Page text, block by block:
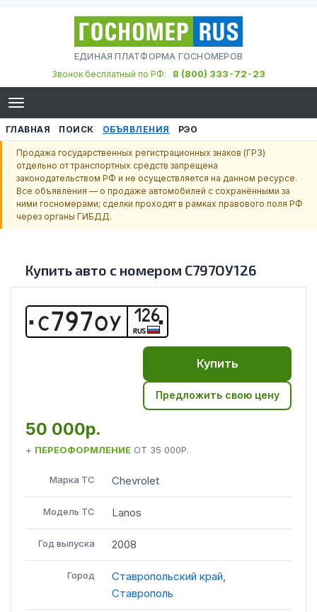
ЕДИНАЯ ПЛАТФОРМА ГОСНОМЕРОВ
Звонок бесплатный по РФ:
8 (800) 333-72-23
ГЛАВНАЯ ПОИСК ОБЪЯВЛЕНИЯ РЭО
Продажа государственных регистрационных знаков (ГРЗ)
отдельно от транспортных средств запрещена
законодательством РФ и не осуществляется на данном ресурсе.
Все объявления — о продаже автомобилей с сохранёнными за
ними госномерами; сделки проходят в рамках правового поля РФ
через органы ГИБДД.
Купить авто с номером С797ОУ126
С797ОУ 126
RUS
Купить
Предложить свою цену
50 000р.
+ ПЕРЕОФОРМЛЕНИЕ ОТ 35 000Р.
Марка ТС Chevrolet
Модель ТС Lanos
Год выпуска 2008
Город Ставропольский край
Ставрополь